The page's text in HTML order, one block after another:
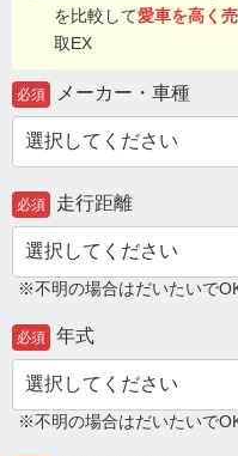
を比較して愛車を高く売
取EX
必須 メーカー・車種
必須 走行距離
※不明の場合はだいたいで
必須 年式
※不明の場合はだいたいで